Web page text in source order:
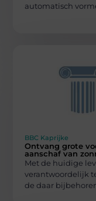
automatisch
BBC Kaprijke
Ontvang grote
aanschaf van
Met de huidige
verantwoordelijk
de daar